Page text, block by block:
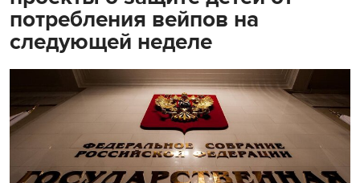
потребления вейпов на
следующей неделе